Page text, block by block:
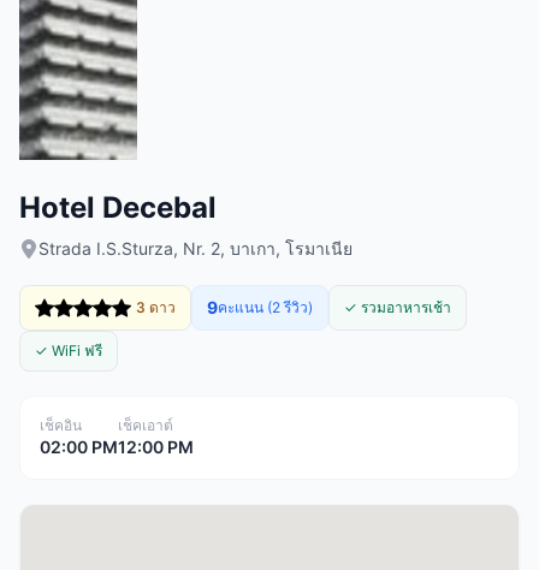
Hotel Decebal
Strada I.S.Sturza, Nr. 2, บาเกา, โรมาเนีย
3 ดาว 9คะแนน (2 รีวิว) ✓ รวมอาหารเช้า
✓ WiFi ฟรี
เช็คอิน
02:00 PM
เช็คเอาต์
12:00 PM